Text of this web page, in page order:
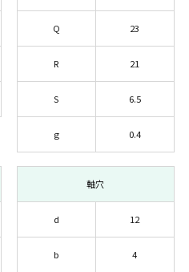
Q 23
R 21
S 6.5
g 0.4
軸穴
d 12
b 4